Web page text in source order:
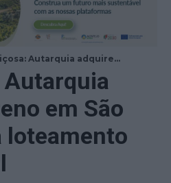
Autarquia adquire...
em São
loteamento